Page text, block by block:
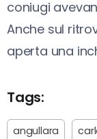
coniugi
Anche sul
aperta una
Tags:
angullara